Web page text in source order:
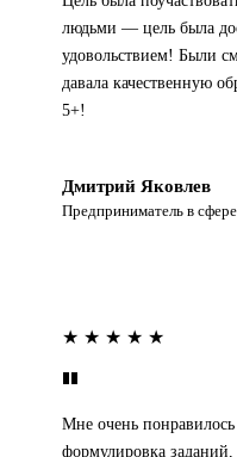
людьми — цель была
удовольствием! Были
давала качественную
5+!
Дмитрий Яковлев
Предприниматель в
★ ★ ★ ★ ★
Мне очень
формулировка